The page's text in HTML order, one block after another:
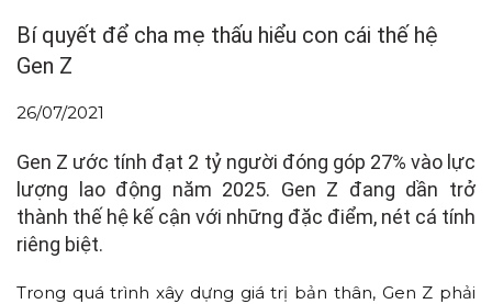
Bí quyết để cha mẹ thấu hiểu con cái thế hệ
Gen Z
26/07/2021
Gen Z ước tính đạt 2 tỷ người đóng góp 27% vào lực
lượng lao động năm 2025. Gen Z đang dần trở
thành thế hệ kế cận với những đặc điểm, nét cá tính
riêng biệt.
Trong quá trình xây dựng giá trị bản thân, Gen Z phải